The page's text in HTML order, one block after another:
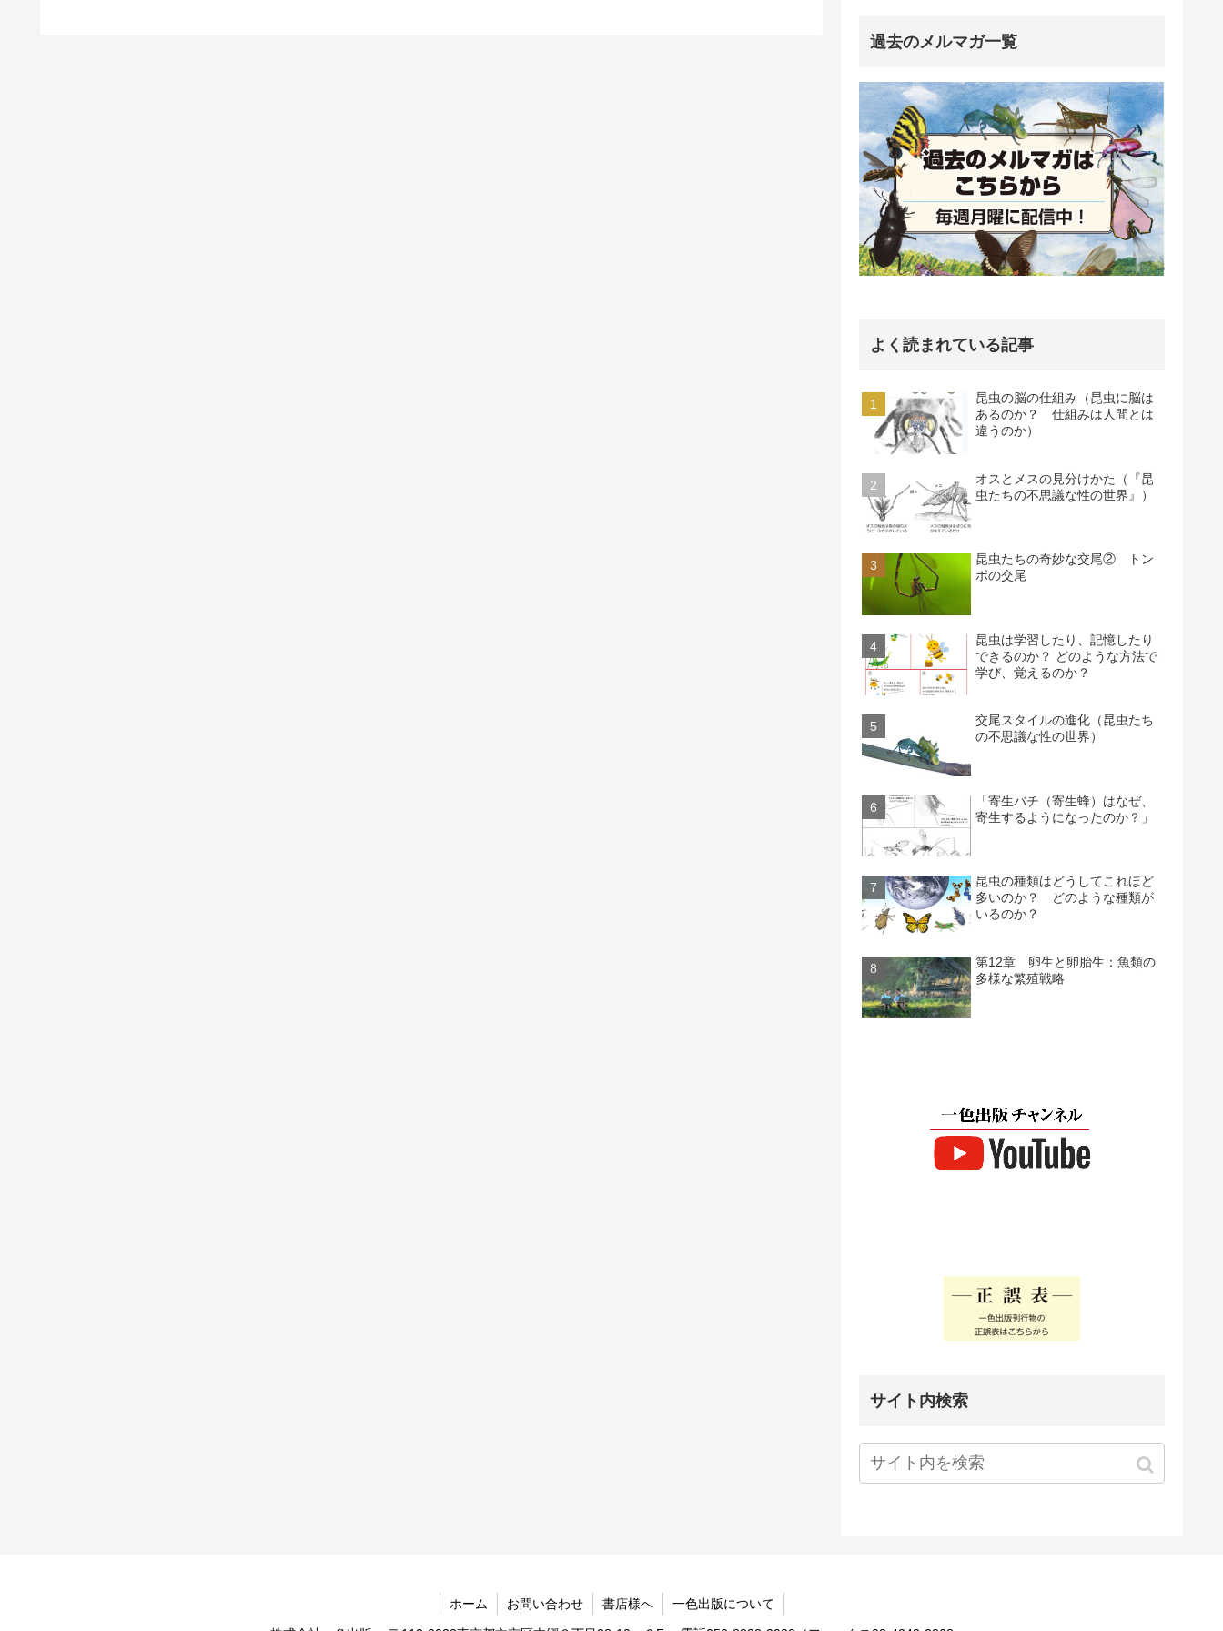
過去のメルマガ一覧
よく読まれている記事
昆虫の脳の仕組み（昆虫に脳は
あるのか？ 仕組みは人間とは
違うのか）
オスとメスの見分けかた（『昆
虫たちの不思議な性の世界』）
昆虫たちの奇妙な交尾② トン
ボの交尾
昆虫は学習したり、記憶したり
できるのか？ どのような方法で
学び、覚えるのか？
交尾スタイルの進化（昆虫たち
の不思議な性の世界）
「寄生バチ（寄生蜂）はなぜ、
寄生するようになったのか？」
昆虫の種類はどうしてこれほど
多いのか？ どのような種類が
いるのか？
第12章 卵生と卵胎生：魚類の
多様な繁殖戦略
サイト内検索
ホーム お問い合わせ 書店様へ 一色出版について